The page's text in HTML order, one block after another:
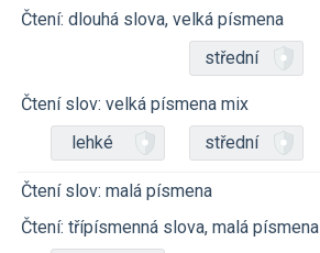
Čtení: dlouhá slova, velká písmena
střední
Čtení slov: velká písmena mix
lehké
střední
Čtení slov: malá písmena
Čtení: třípísmenná slova, malá písmena